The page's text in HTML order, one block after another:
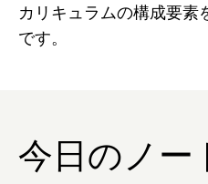
カリキュラムの構成要素
です。
今日のノー